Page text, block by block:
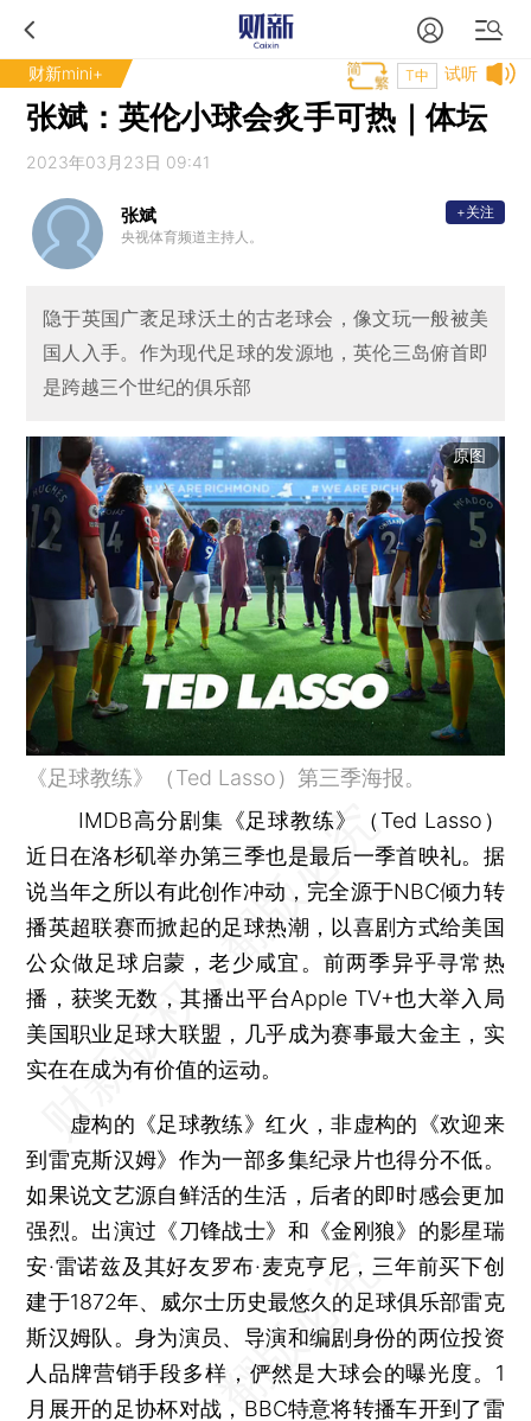
财新mini+ 试听
T中
张斌：英伦小球会炙手可热｜体坛
2023年03月23日 09:41
张斌
央视体育频道主持人。
+关注
隐于英国广袤足球沃土的古老球会，像文玩一般被美
国人入手。作为现代足球的发源地，英伦三岛俯首即
是跨越三个世纪的俱乐部
原图
《足球教练》（Ted Lasso）第三季海报。
IMDB高分剧集《足球教练》（Ted Lasso）
近日在洛杉矶举办第三季也是最后一季首映礼。据
说当年之所以有此创作冲动，完全源于NBC倾力转
播英超联赛而掀起的足球热潮，以喜剧方式给美国
公众做足球启蒙，老少咸宜。前两季异乎寻常热
播，获奖无数，其播出平台Apple TV+也大举入局
美国职业足球大联盟，几乎成为赛事最大金主，实
实在在成为有价值的运动。
虚构的《足球教练》红火，非虚构的《欢迎来
到雷克斯汉姆》作为一部多集纪录片也得分不低。
如果说文艺源自鲜活的生活，后者的即时感会更加
强烈。出演过《刀锋战士》和《金刚狼》的影星瑞
安·雷诺兹及其好友罗布·麦克亨尼，三年前买下创
建于1872年、威尔士历史最悠久的足球俱乐部雷克
斯汉姆队。身为演员、导演和编剧身份的两位投资
人品牌营销手段多样，俨然是大球会的曝光度。1
月展开的足协杯对战，BBC特意将转播车开到了雷